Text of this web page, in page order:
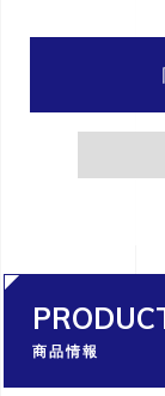
商品情報